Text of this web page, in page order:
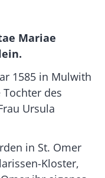
Mariae
1585 in Mulwith
des
Ursula
in St. Omer
Kloster,